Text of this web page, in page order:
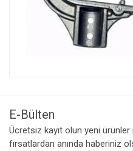
Ürün resmi kalitesiz,
Ürün açıklamasında eksik
E-Bülten
Ücretsiz kayıt olun yeni
fırsatlardan anında haberiniz